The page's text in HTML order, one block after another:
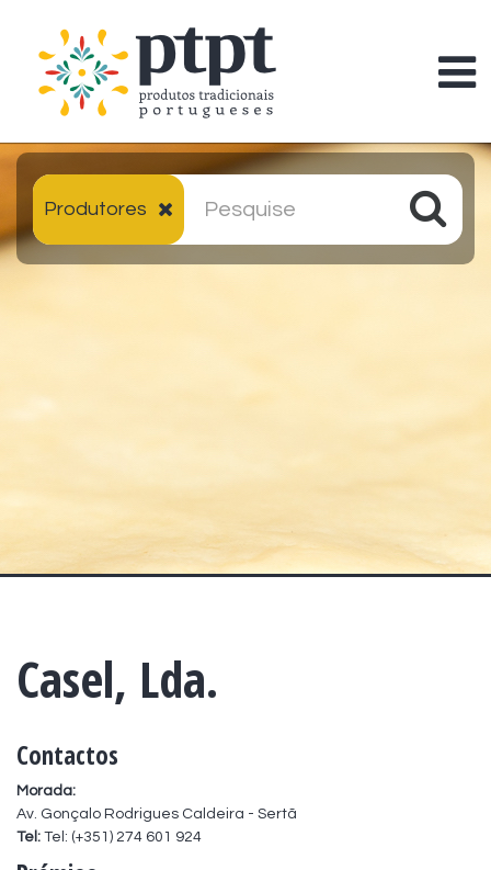
Produtores
Casel, Lda.
Contactos
Morada:
Av. Gonçalo Rodrigues Caldeira - Sertã
Tel: Tel: (+351) 274 601 924